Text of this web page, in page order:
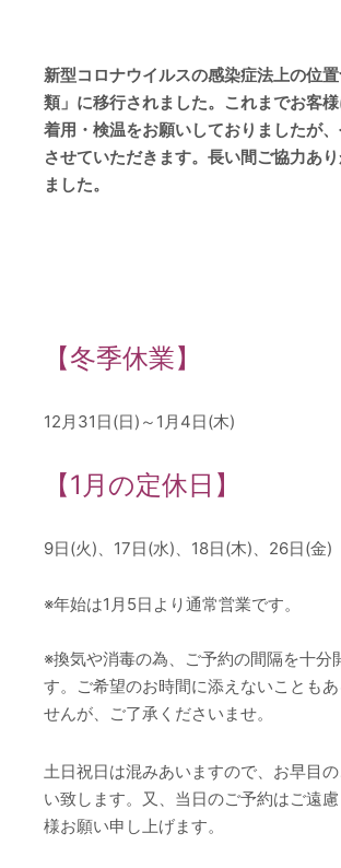
新型コロナウイルスの感染症法上の位
類」に移行されました。これまでお客
着用・検温をお願いしておりましたが
させていただきます。長い間ご協力あ
ました。
【冬季休業】
12月31日(日)～1月4日(木)
【1月の定休日】
9日(火)、17日(水)、18日(木)、26日(金)
※年始は1月5日より通常営業です。
※換気や消毒の為、ご予約の間隔を十分
す。ご希望のお時間に添えないことも
せんが、ご了承くださいませ。
土日祝日は混みあいますので、お早目
い致します。又、当日のご予約はご遠
様お願い申し上げます。